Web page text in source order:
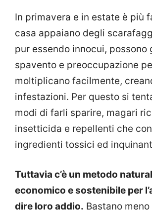
In primavera e in estate è più
casa appaiano degli
pur essendo innocui, possono
spavento e preoccupazione
moltiplicano facilmente,
infestazioni. Per questo si
modi di farli sparire, magari
insetticida e repellenti che
ingredienti tossici ed
Tuttavia c’è un metodo
economico e sostenibile per
dire loro addio. Bastano